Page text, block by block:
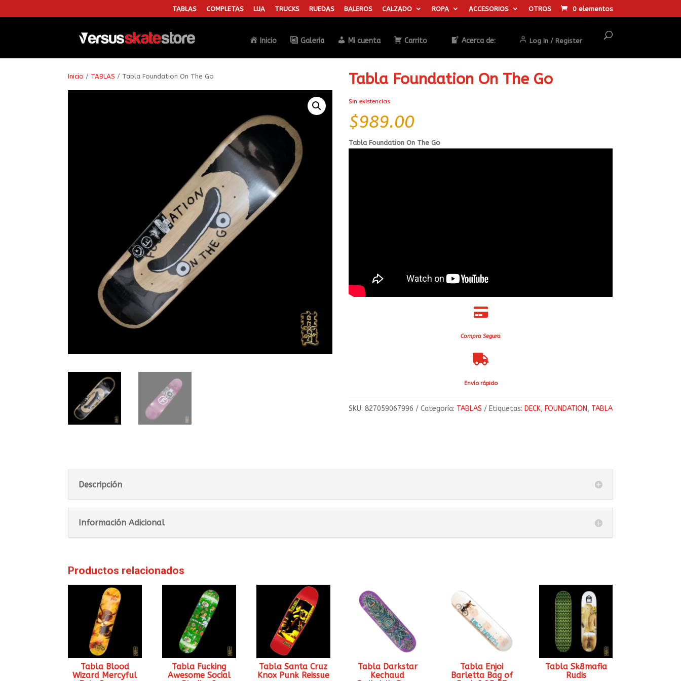
TABLAS COMPLETAS LIJA TRUCKS RUEDAS BALEROS CALZADO ROPA ACCESORIOS OTROS 0 elementos
Inicio Galería Mi cuenta Carrito Acerca de: Log In / Register
Búsqueda
Inicio / TABLAS / Tabla Foundation On The Go Tabla Foundation On The Go
Sin existencias
$989.00
Tabla Foundation On The Go

Compra Segura

Envío rápido
SKU:827059067996 Categoría: TABLAS Etiquetas: DECK, FOUNDATION, TABLA
Descripción
Información Adicional
Productos relacionados
Tabla Blood
Wizard Mercyful
Tabla Fucking
Awesome Social
Tabla Santa Cruz
Knox Punk Reissue
Tabla Darkstar
Kechaud
Tabla Enjoi
Barletta Bag of
Tabla Sk8mafia
Rudis